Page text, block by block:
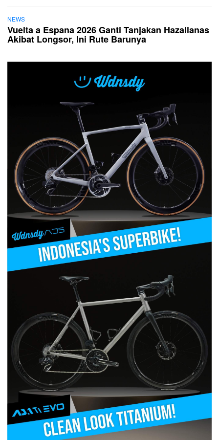
NEWS
Vuelta a Espana 2026 Ganti Tanjakan Hazallanas
Akibat Longsor, Ini Rute Barunya